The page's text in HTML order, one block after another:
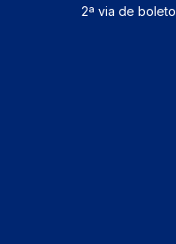
2ª via de boleto